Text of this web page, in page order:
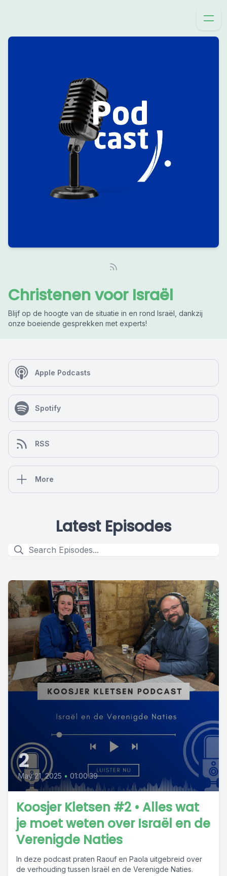
Christenen voor Israël
Blijf op de hoogte van de situatie in en rond Israël, dankzij
onze boeiende gesprekken met experts!
Apple Podcasts
Spotify
RSS
More
Latest Episodes
2
May 21, 2025 • 01:00:39
Koosjer Kletsen #2 • Alles wat
je moet weten over Israël en de
Verenigde Naties
In deze podcast praten Raouf en Paola uitgebreid over
de verhouding tussen Israël en de Verenigde Naties.